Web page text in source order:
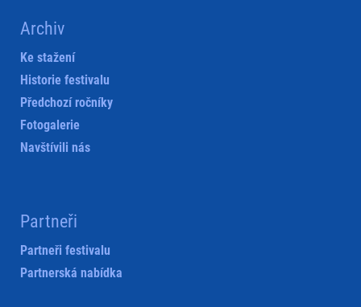
Archiv
Ke stažení
Historie festivalu
Předchozí ročníky
Fotogalerie
Navštívili nás
Partneři
Partneři festivalu
Partnerská nabídka